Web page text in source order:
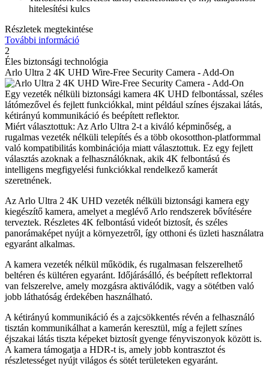
hitelesítési kulcs
Részletek megtekintése
További információ
2
Éles biztonsági technológia
Arlo Ultra 2 4K UHD Wire-Free Security Camera - Add-On
Egy vezeték nélküli biztonsági kamera 4K UHD felbontással, széles
látómezővel és fejlett funkciókkal, mint például színes éjszakai látás,
kétirányú kommunikáció és beépített reflektor.
Miért választottuk: Az Arlo Ultra 2-t a kiváló képminőség, a
rugalmas vezeték nélküli telepítés és a több okosotthon-platformmal
való kompatibilitás kombinációja miatt választottuk. Ez egy fejlett
választás azoknak a felhasználóknak, akik 4K felbontású és
intelligens megfigyelési funkciókkal rendelkező kamerát
szeretnének.
Az Arlo Ultra 2 4K UHD vezeték nélküli biztonsági kamera egy
kiegészítő kamera, amelyet a meglévő Arlo rendszerek bővítésére
terveztek. Részletes 4K felbontású videót biztosít, és széles
panorámaképet nyújt a környezetről, így otthoni és üzleti használatra
egyaránt alkalmas.
A kamera vezeték nélkül működik, és rugalmasan felszerelhető
beltéren és kültéren egyaránt. Időjárásálló, és beépített reflektorral
van felszerelve, amely mozgásra aktiválódik, vagy a sötétben való
jobb láthatóság érdekében használható.
A kétirányú kommunikáció és a zajcsökkentés révén a felhasználó
tisztán kommunikálhat a kamerán keresztül, míg a fejlett színes
éjszakai látás tiszta képeket biztosít gyenge fényviszonyok között is.
A kamera támogatja a HDR-t is, amely jobb kontrasztot és
részletességet nyújt világos és sötét területeken egyaránt.